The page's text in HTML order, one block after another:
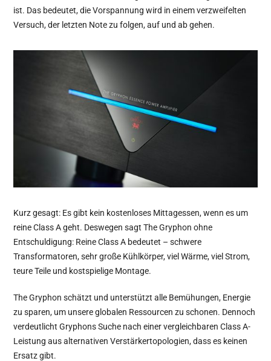
ist. Das bedeutet, die Vorspannung wird in einem verzweifelten
Versuch, der letzten Note zu folgen, auf und ab gehen.
Kurz gesagt: Es gibt kein kostenloses Mittagessen, wenn es um
reine Class A geht. Deswegen sagt The Gryphon ohne
Entschuldigung: Reine Class A bedeutet – schwere
Transformatoren, sehr große Kühlkörper, viel Wärme, viel Strom,
teure Teile und kostspielige Montage.
The Gryphon schätzt und unterstützt alle Bemühungen, Energie
zu sparen, um unsere globalen Ressourcen zu schonen. Dennoch
verdeutlicht Gryphons Suche nach einer vergleichbaren Class A-
Leistung aus alternativen Verstärkertopologien, dass es keinen
Ersatz gibt.